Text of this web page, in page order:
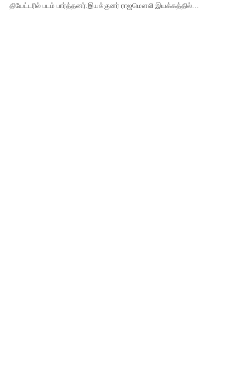
தியேட்டரில் படம் பார்த்தனர்.இயக்குனர் ராஜமௌலி இயக்கத்தில்